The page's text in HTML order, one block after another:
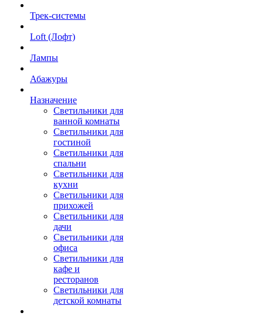
Трек-системы
Loft (Лофт)
Лампы
Абажуры
Назначение
Светильники для
ванной комнаты
Светильники для
гостиной
Светильники для
спальни
Светильники для
кухни
Светильники для
прихожей
Светильники для
дачи
Светильники для
офиса
Светильники для
кафе и
ресторанов
Светильники для
детской комнаты